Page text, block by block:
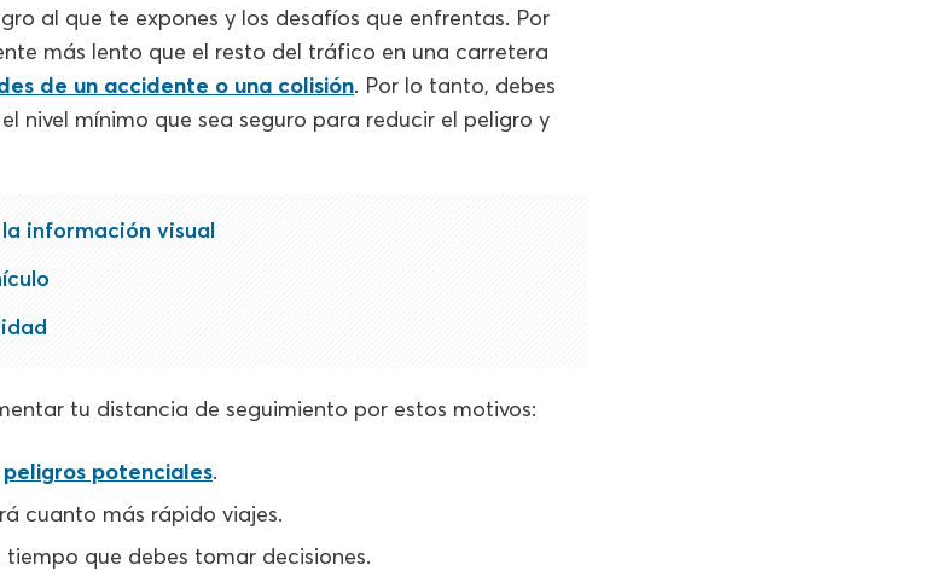
al que te expones y los desafíos que enfrentas. Por
más lento que el resto del tráfico en una carretera
de un accidente o una colisión. Por lo tanto, debes
nivel mínimo que sea seguro para reducir el peligro y
información visual
tu distancia de seguimiento por estos motivos:
peligros potenciales.
cuanto más rápido viajes.
que debes tomar decisiones.